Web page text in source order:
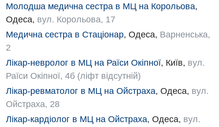
Молодша медична сестра в МЦ на Корольова,
Одеса, вул. Корольова, 17
Медична сестра в Стаціонар, Одеса, Варненська,
2
Лікар-невролог в МЦ на Раїси Окіпної, Київ, вул.
Раїси Окіпної, 4б (ліфт відсутній)
Лікар-ревматолог в МЦ на Ойстраха, Одеса, вул.
Ойстраха, 28
Лікар-кардіолог в МЦ на Ойстраха, Одеса, вул.